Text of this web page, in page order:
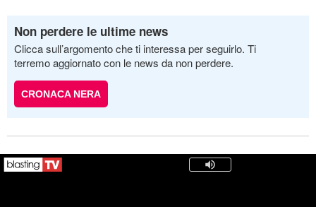
Non perdere le ultime news
Clicca sull’argomento che ti interessa per seguirlo. Ti
terremo aggiornato con le news da non perdere.
CRONACA NERA